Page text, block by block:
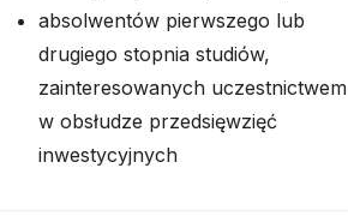
absolwentów pierwszego lub
drugiego stopnia studiów,
zainteresowanych uczestnictwem
w obsłudze przedsięwzięć
inwestycyjnych